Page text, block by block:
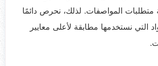
متطلبات المواصفات. لذلك، نحرص دائمًا
التي نستخدمها مطابقة لأعلى معايير